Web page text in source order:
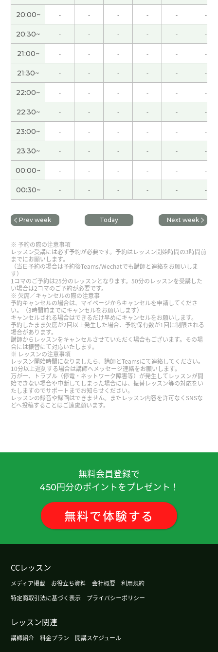
谢谢您的课。有机会的话，下次聊天，请再多关
照。( 50代 男性 )
很高心认识您，今天谢谢您。( 40代 女性 )
とても丁寧に声調を教えていただきました。
とても丁寧に声調を教えていただきました。
谢谢老师，我这边的信息很少。如果您也找到很好
的生意就悄悄地告诉我！下次见
( 40代 男性 )
照顾外孙子的时候想不起来中文。辛苦了下次再见
吧。( 男性 )
谢谢您，我会继续努力，下次见。
谢谢，老师。我开心跟您学习。下次也请多关照。
欢迎，欢迎，街上到处都红叶，那个景色美丽到让
人停止呼吸。谢谢您，下次见。
発音をみてくれました。ありがとうございます。
Kasumi老师，谢谢你的课。上次只是顺便去了大
连，想再好好地去看看。如果去辽宁的话，我也想
去沈阳。( 50代 男性 )
评论响起。 我想学中文，相信你是我最懂的。
細かく丁寧に教えていただきとてもわかりやすかっ
たです！またよろしくお願いいたします！( 30代
( 20代 女性 )
期待着外孙子们都对汉语感兴趣长大学习汉语。和
他们用汉语聊天。下次再见吧。( 男性 )
日本有很多台风。非常危险。你住的地方怎么样？
60代 男性 )
谢谢老师上课。我遇到困难时，老师就及时帮助
我，感谢老师的体贴。真是个资深老师啊。我也很
20:00~ - - - - - -
20:30~ - - - - - -
21:00~ - - - - - -
21:30~ - - - - - -
22:00~ - - - - - -
22:30~ - - - - - -
23:00~ - - - - - -
23:30~ - - - - - -
00:00~ - - - - - -
00:30~ - - - - - -
Prev week Today Next week
予約の際の注意事項
レッスン受講には必ず予約が必要です。予約はレッスン開始時間の3時間前
までにお願いします。
（当日予約の場合は予約後Teams/Wechatでも講師と連絡をお願いしま
す）
1コマのご予約は25分のレッスンとなります。50分のレッスンを受講した
い場合は2コマのご予約が必要です。
欠席／キャンセルの際の注意事
予約キャンセルの場合は、マイページからキャンセルを申請してくださ
い。（3時間前までにキャンセルをお願いします）
キャンセルされる場合はできるだけ早めにキャンセルをお願いします。
予約したまま欠席が2回以上発生した場合、予約保有数が1回に制限される
場合があります。
講師からレッスンをキャンセルさせていただく場合もございます。その場
合には振替にて対応いたします。
レッスンの注意事項
レッスン開始時間になりましたら、講師とTeamsにて連絡してください。
10分以上遅刻する場合は講師へメッセージ連絡をお願いします。
万が一、トラブル（停電・ネットワーク障害等）が発生してレッスンが開
始できない場合や中断してしまった場合には、振替レッスン等の対応をい
たしますのでサポートまでお知らせください。
レッスンの録音や録画はできません。またレッスン内容を許可なくSNSな
どへ投稿することはご遠慮願います。
無料会員登録で
450円分のポイントをプレゼント！
無料で体験する
CCレッスン
メディア掲載 お役立ち資料 会社概要
利用規約
特定商取引法に基づく表示
プライバシーポリシー
レッスン関連
講師紹介 料金プラン 開講スケジュール